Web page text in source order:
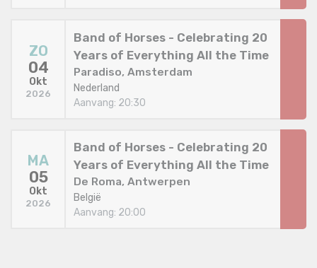
ZO
04
Okt
2026
Band of Horses - Celebrating 20
Years of Everything All the Time
Paradiso, Amsterdam
Nederland
Aanvang: 20:30
MA
05
Okt
2026
Band of Horses - Celebrating 20
Years of Everything All the Time
De Roma, Antwerpen
België
Aanvang: 20:00